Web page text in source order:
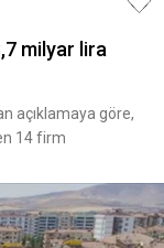
milyar lira
açıklamaya göre,
14 firm